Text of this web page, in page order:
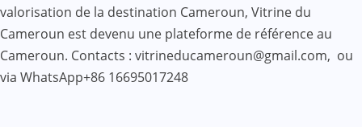
valorisation de la destination Cameroun, Vitrine du
Cameroun est devenu une plateforme de référence au
Cameroun. Contacts : vitrineducameroun@gmail.com, ou
via WhatsApp+86 16695017248